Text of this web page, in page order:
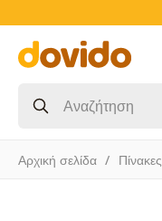
Αρχική σελίδα Πίνακες